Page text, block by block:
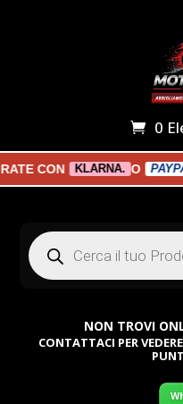
0
CON KLARNA. O PAYPAL
Products
search
NON TROVI
CONTATTACI PER